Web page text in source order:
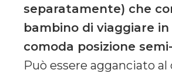
separatamente) che
bambino di viaggiare
comoda posizione
Può essere agganciato al